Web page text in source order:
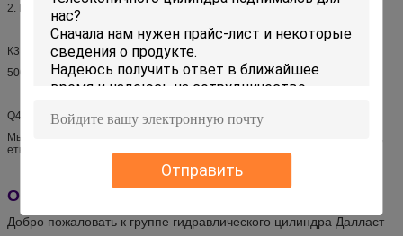
Отправить
2. Погашены и закалены трубки.
К3. Что ваш цилиндр ППМ?
5000 ППМ. Мы делаем осмотр 100% перед доставкой.
Q4. Вы были экспортированы к за морем?
Мы экспортировали к США, Канаде, Германии, Италии, Франции, России,
етк.
О нашей компании:
Добро пожаловать к группе гидравлического цилиндра Далласт